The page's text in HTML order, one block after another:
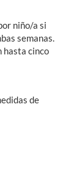
niño/a si
semanas.
hasta cinco
de